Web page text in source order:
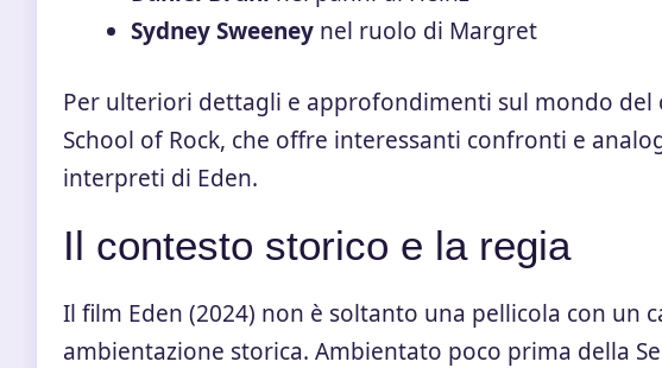
Sydney Sweeney nel ruolo di Margret
Per ulteriori dettagli e approfondimenti sul mondo del
School of Rock, che offre interessanti confronti e
interpreti di Eden.
Il contesto storico e la regia
Il film Eden (2024) non è soltanto una pellicola con un
ambientazione storica. Ambientato poco prima della